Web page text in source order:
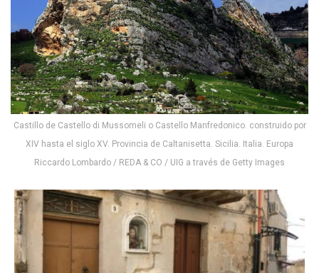
Castillo de Castello di Mussomeli o Castello Manfredonico. construido por
XIV hasta el siglo XV. Provincia de Caltanisetta. Sicilia. Italia. Europa
Riccardo Lombardo / REDA & CO / UIG a través de Getty Images